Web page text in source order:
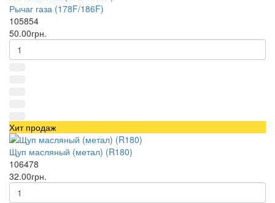
Рычаг газа (178F/186F)
105854
50.00грн.
Хит продаж
Щуп масляный (метал) (R180)
106478
32.00грн.